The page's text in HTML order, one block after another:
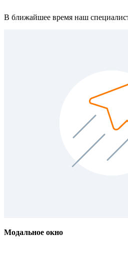
В ближайшее время наш
Модальное окно